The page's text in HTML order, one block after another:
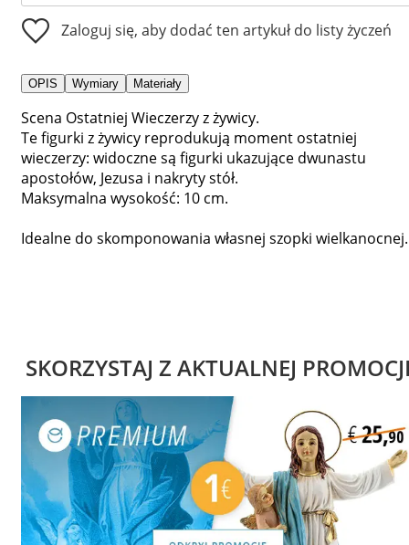
Zaloguj się, aby dodać ten artykuł do listy życzeń
OPIS Wymiary Materiały
Scena Ostatniej Wieczerzy z żywicy.
Te figurki z żywicy reprodukują moment ostatniej
wieczerzy: widoczne są figurki ukazujące dwunastu
apostołów, Jezusa i nakryty stół.
Maksymalna wysokość: 10 cm.
Idealne do skomponowania własnej szopki wielkanocnej.
SKORZYSTAJ Z AKTUALNEJ